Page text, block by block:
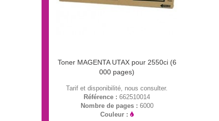
Toner MAGENTA UTAX pour 2550ci (6
000 pages)
Tarif et disponibilité, nous consulter.
Référence : 662510014
Nombre de pages : 6000
Couleur :